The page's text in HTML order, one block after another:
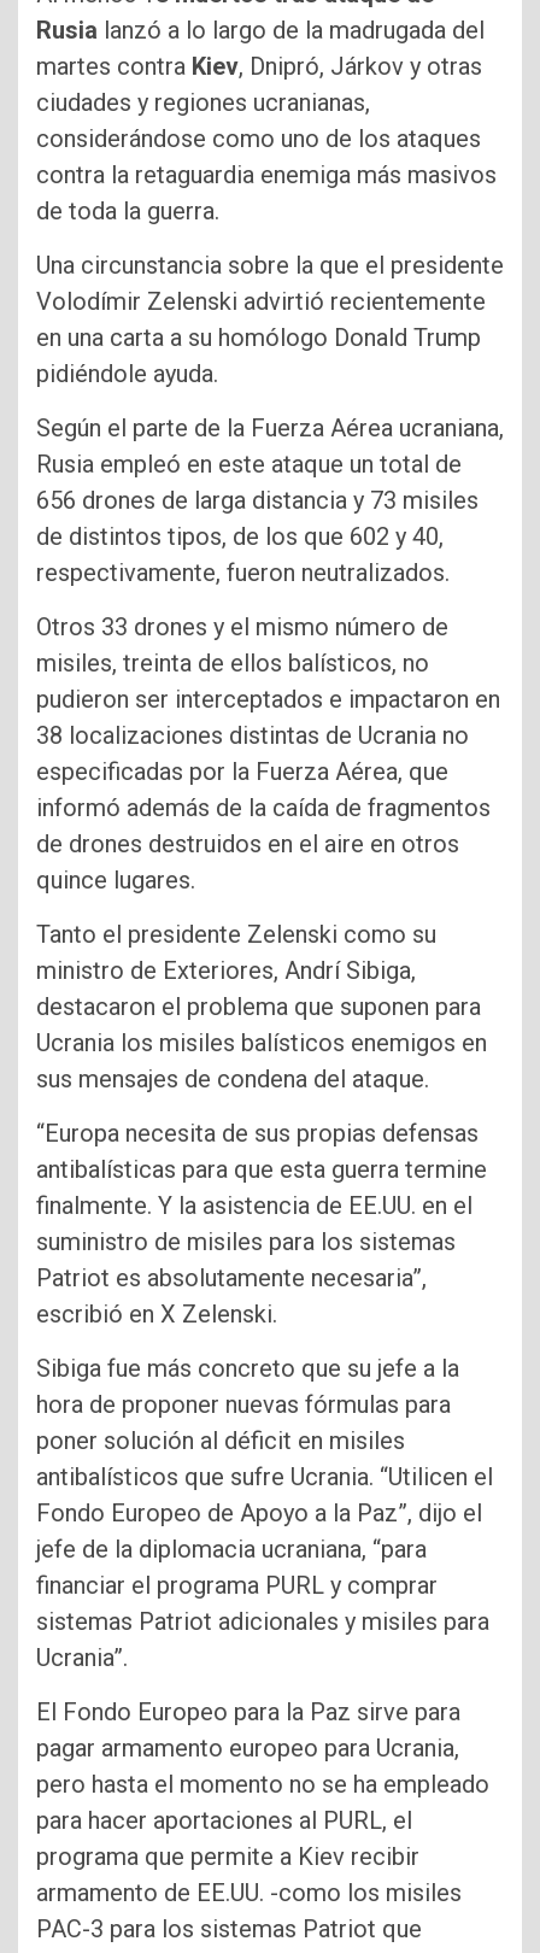
Rusia lanzó a lo largo de la madrugada del
martes contra Kiev, Dnipró, Járkov y otras
ciudades y regiones ucranianas,
considerándose como uno de los ataques
contra la retaguardia enemiga más masivos
de toda la guerra.
Una circunstancia sobre la que el presidente
Volodímir Zelenski advirtió recientemente
en una carta a su homólogo Donald Trump
pidiéndole ayuda.
Según el parte de la Fuerza Aérea ucraniana,
Rusia empleó en este ataque un total de
656 drones de larga distancia y 73 misiles
de distintos tipos, de los que 602 y 40,
respectivamente, fueron neutralizados.
Otros 33 drones y el mismo número de
misiles, treinta de ellos balísticos, no
pudieron ser interceptados e impactaron en
38 localizaciones distintas de Ucrania no
especificadas por la Fuerza Aérea, que
informó además de la caída de fragmentos
de drones destruidos en el aire en otros
quince lugares.
Tanto el presidente Zelenski como su
ministro de Exteriores, Andrí Sibiga,
destacaron el problema que suponen para
Ucrania los misiles balísticos enemigos en
sus mensajes de condena del ataque.
“Europa necesita de sus propias defensas
antibalísticas para que esta guerra termine
finalmente. Y la asistencia de EE.UU. en el
suministro de misiles para los sistemas
Patriot es absolutamente necesaria”,
escribió en X Zelenski.
Sibiga fue más concreto que su jefe a la
hora de proponer nuevas fórmulas para
poner solución al déficit en misiles
antibalísticos que sufre Ucrania. “Utilicen el
Fondo Europeo de Apoyo a la Paz”, dijo el
jefe de la diplomacia ucraniana, “para
financiar el programa PURL y comprar
sistemas Patriot adicionales y misiles para
Ucrania”.
El Fondo Europeo para la Paz sirve para
pagar armamento europeo para Ucrania,
pero hasta el momento no se ha empleado
para hacer aportaciones al PURL, el
programa que permite a Kiev recibir
armamento de EE.UU. -como los misiles
PAC-3 para los sistemas Patriot que